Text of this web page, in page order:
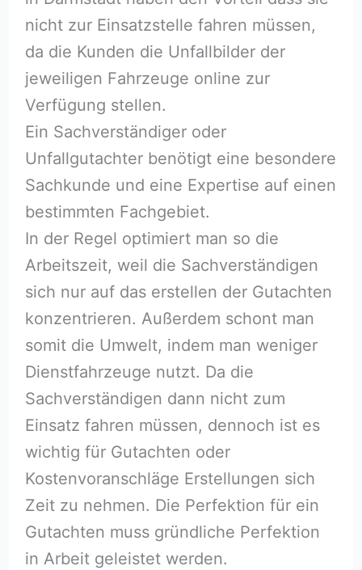
nicht zur Einsatzstelle fahren müssen,
da die Kunden die Unfallbilder der
jeweiligen Fahrzeuge online zur
Verfügung stellen.
Ein Sachverständiger oder
Unfallgutachter benötigt eine besondere
Sachkunde und eine Expertise auf einen
bestimmten Fachgebiet.
In der Regel optimiert man so die
Arbeitszeit, weil die Sachverständigen
sich nur auf das erstellen der Gutachten
konzentrieren. Außerdem schont man
somit die Umwelt, indem man weniger
Dienstfahrzeuge nutzt. Da die
Sachverständigen dann nicht zum
Einsatz fahren müssen, dennoch ist es
wichtig für Gutachten oder
Kostenvoranschläge Erstellungen sich
Zeit zu nehmen. Die Perfektion für ein
Gutachten muss gründliche Perfektion
in Arbeit geleistet werden.